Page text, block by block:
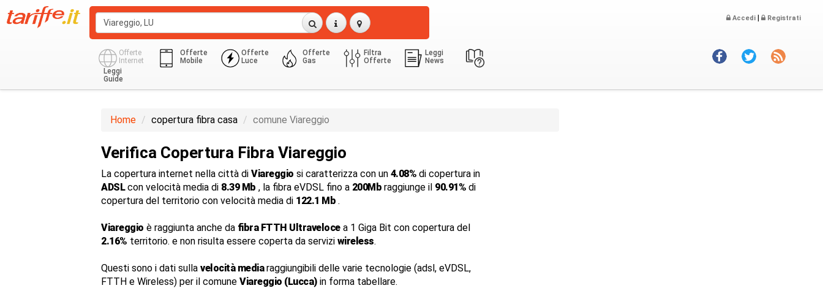
Accedi | Registrati
Offerte
Internet
Offerte
Mobile
Offerte
Luce
Offerte
Gas
Filtra
Offerte
Leggi
News
Leggi
Guide
Home copertura fibra casa comune Viareggio
Verifica Copertura Fibra Viareggio
La copertura internet nella città di Viareggio si caratterizza con un 4.08% di copertura in
ADSLcon velocità media di 8.39 Mb , la fibra eVDSL fino a 200Mb raggiunge il 90.91% di
copertura del territorio con velocità media di 122.1 Mb .
Viareggio è raggiunta anche da fibra FTTH Ultravelocea 1 Giga Bit con copertura del
2.16% territorio. e non risulta essere coperta da servizi wireless.
Questi sono i dati sulla velocità mediaraggiungibili delle varie tecnologie (adsl, eVDSL,
FTTH e Wireless) per il comune Viareggio (Lucca)in forma tabellare.